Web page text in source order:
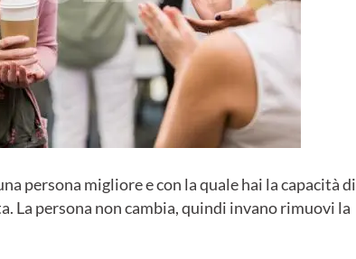
persona migliore e con la quale hai la capacità di
La persona non cambia, quindi invano rimuovi la